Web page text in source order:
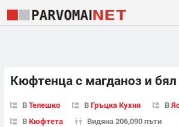
Кюфтенца с магданоз и бял
ВТелешко ВГръцка Кухня В
ВКюфтета Видяна 206,090 пъти